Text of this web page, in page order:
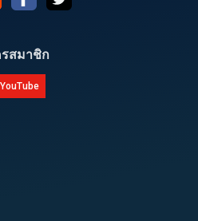
สมาชิก
YouTube